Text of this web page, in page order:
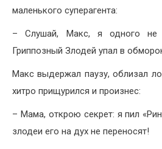
маленького суперагента:
– Слушай, Макс, я одного не
Гриппозный Злодей упал в
Макс выдержал паузу, облизал
хитро прищурился и произнес:
– Мама, открою секрет: я пил
злодеи его на дух не переносят!